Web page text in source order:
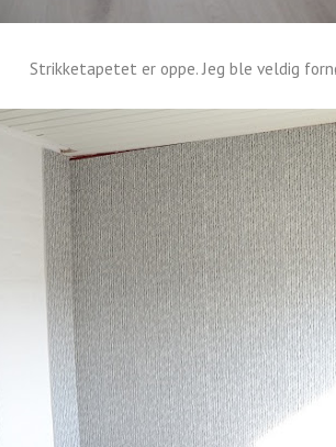
Strikketapetet er oppe. Jeg ble veldig